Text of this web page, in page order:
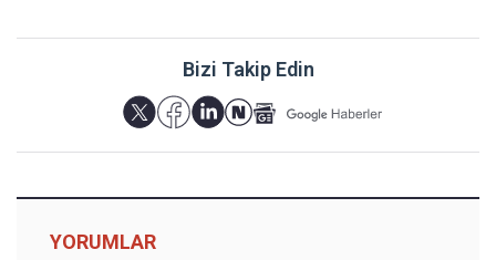
Bizi Takip Edin
YORUMLAR